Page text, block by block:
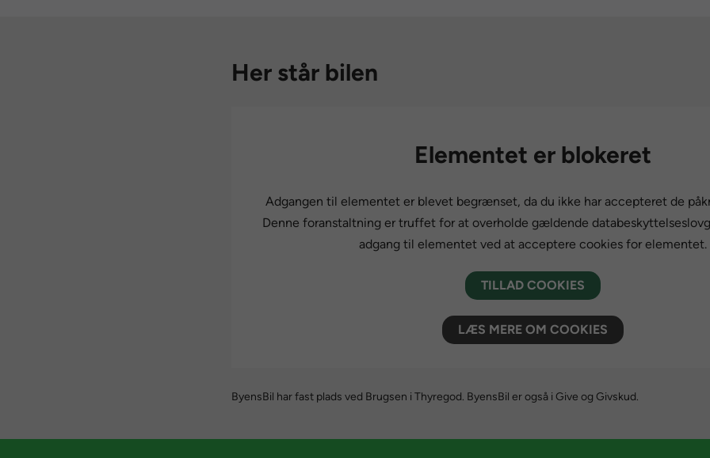
Her står bilen
Elementet er blokeret
Adgangen til elementet er blevet begrænset, da du ikke har accepteret de
Denne foranstaltning er truffet for at overholde gældende
adgang til elementet ved at acceptere cookies for elementet.
TILLAD COOKIES
LÆS MERE OM COOKIES
ByensBil har fast plads ved Brugsen i Thyregod. ByensBil er også i Give og Givskud.